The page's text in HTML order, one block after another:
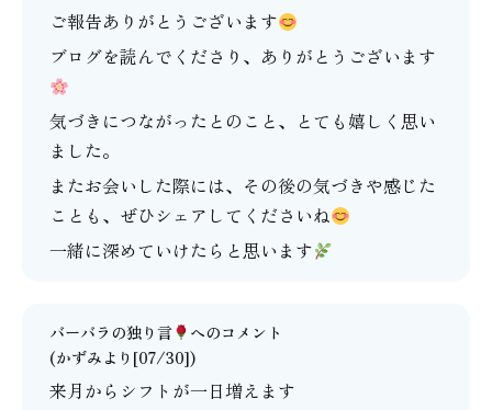
ご報告ありがとうございます
ブログを読んでくださり、ありがとうございます
気づきにつながったとのこと、とても嬉しく思い
ました。
またお会いした際には、その後の気づきや感じた
ことも、ぜひシェアしてくださいね
一緒に深めていけたらと思います
バーバラの独り言
へのコメント
(かずみより[07/30])
来月からシフトが一日増えます